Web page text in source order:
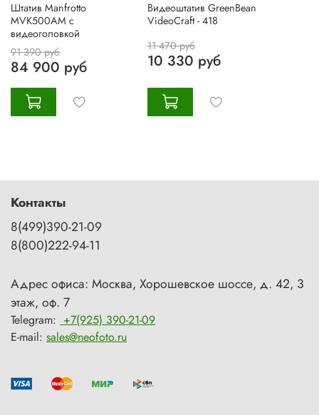
Штатив Manfrotto
MVK500AM с
видеоголовкой
91 390 руб
84 900 руб
Видеоштатив GreenBean
VideoCraft - 418
11 470 руб
10 330 руб
Контакты
8(499)390-21-09
8(800)222-94-11
Адрес офиса: Москва, Хорошевское шоссе, д. 42, 3
этаж, оф. 7
Telegram: +7(925) 390-21-09
E-mail: sales@neofoto.ru